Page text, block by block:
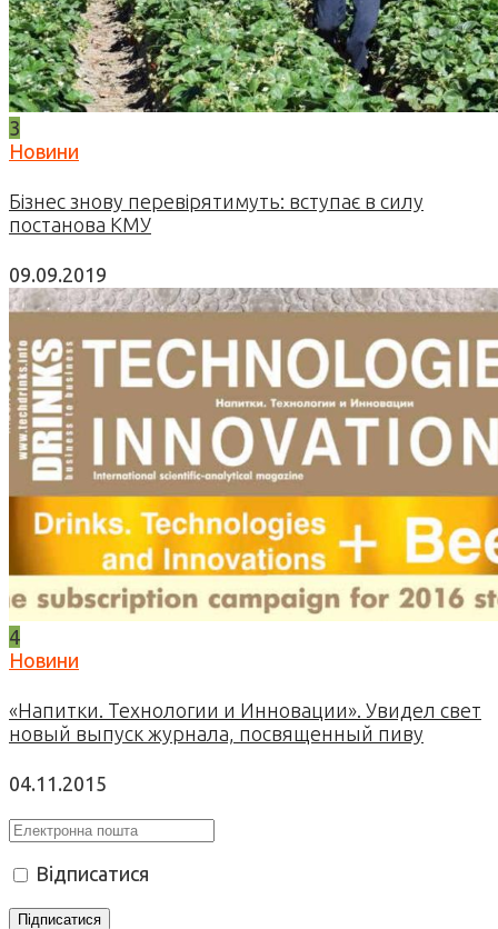
3
Новини
Бізнес знову перевірятимуть: вступає в силу
постанова КМУ
09.09.2019
4
Новини
«Напитки. Технологии и Инновации». Увидел свет
новый выпуск журнала, посвященный пиву
04.11.2015
Відписатися